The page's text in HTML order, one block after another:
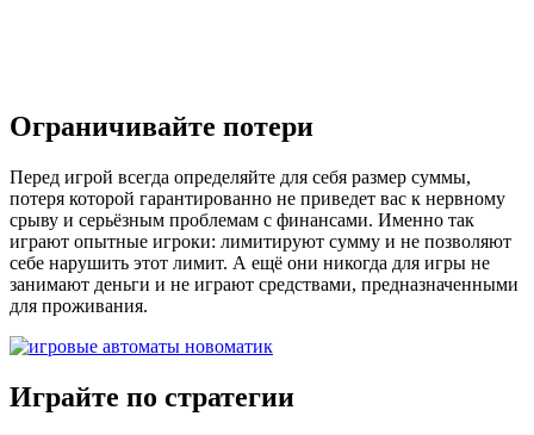
Ограничивайте потери
Перед игрой всегда определяйте для себя размер суммы,
потеря которой гарантированно не приведет вас к нервному
срыву и серьёзным проблемам с финансами. Именно так
играют опытные игроки: лимитируют сумму и не позволяют
себе нарушить этот лимит. А ещё они никогда для игры не
занимают деньги и не играют средствами, предназначенными
для проживания.
Играйте по стратегии